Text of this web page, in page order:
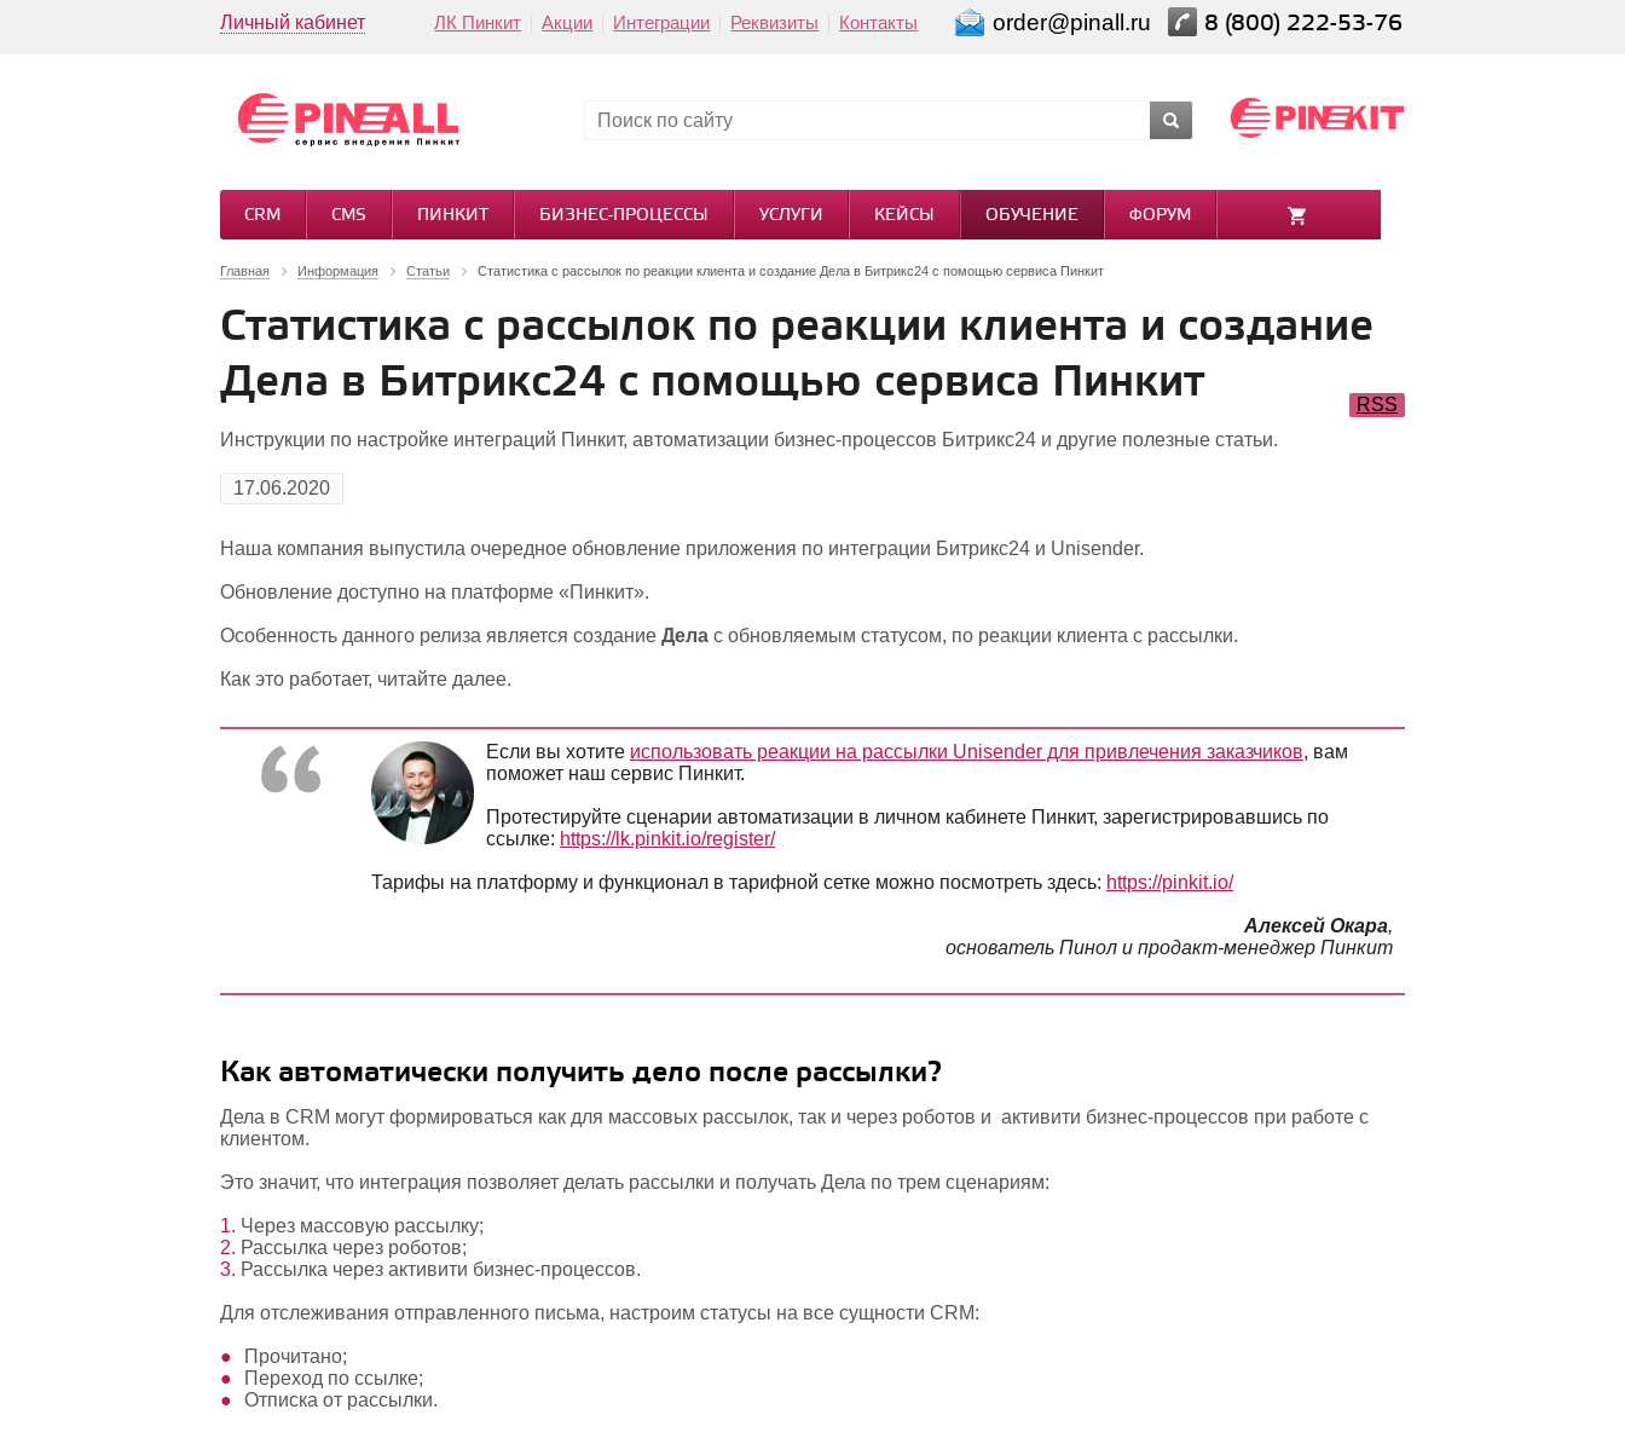
Личный кабинет ЛК Пинкит Акции Интеграции Реквизиты Контакты order@pinall.ru 8 (800) 222-53-76
CRM CMS ПИНКИТ БИЗНЕС-ПРОЦЕССЫ УСЛУГИ КЕЙСЫ ОБУЧЕНИЕ ФОРУМ
Главная Информация Статьи Статистика с рассылок по реакции клиента и создание Дела в Битрикс24 с помощью сервиса Пинкит
Статистика с рассылок по реакции клиента и создание
Дела в Битрикс24 с помощью сервиса Пинкит
Инструкции по настройке интеграций Пинкит, автоматизации бизнес-процессов Битрикс24 и другие полезные статьи.
RSS
17.06.2020
Наша компания выпустила очередное обновление приложения по интеграции Битрикс24 и Unisender.
Обновление доступно на платформе «Пинкит».
Особенность данного релиза является создание Дела с обновляемым статусом, по реакции клиента с рассылки.
Как это работает, читайте далее.
Если вы хотите использовать реакции на рассылки Unisender для привлечения заказчиков, вам
поможет наш сервис Пинкит.
Протестируйте сценарии автоматизации в личном кабинете Пинкит, зарегистрировавшись по
ссылке: https://lk.pinkit.io/register/
Тарифы на платформу и функционал в тарифной сетке можно посмотреть здесь: https://pinkit.io/
Алексей Окара,
основатель Пинол и продакт-менеджер Пинкит
Как автоматически получить дело после рассылки?
Дела в CRM могут формироваться как для массовых рассылок, так и через роботов и активити бизнес-процессов при работе с
клиентом.
Это значит, что интеграция позволяет делать рассылки и получать Дела по трем сценариям:
Через массовую рассылку;
Рассылка через роботов;
Рассылка через активити бизнес-процессов.
Для отслеживания отправленного письма, настроим статусы на все сущности CRM:
Прочитано;
Переход по ссылке;
Отписка от рассылки.